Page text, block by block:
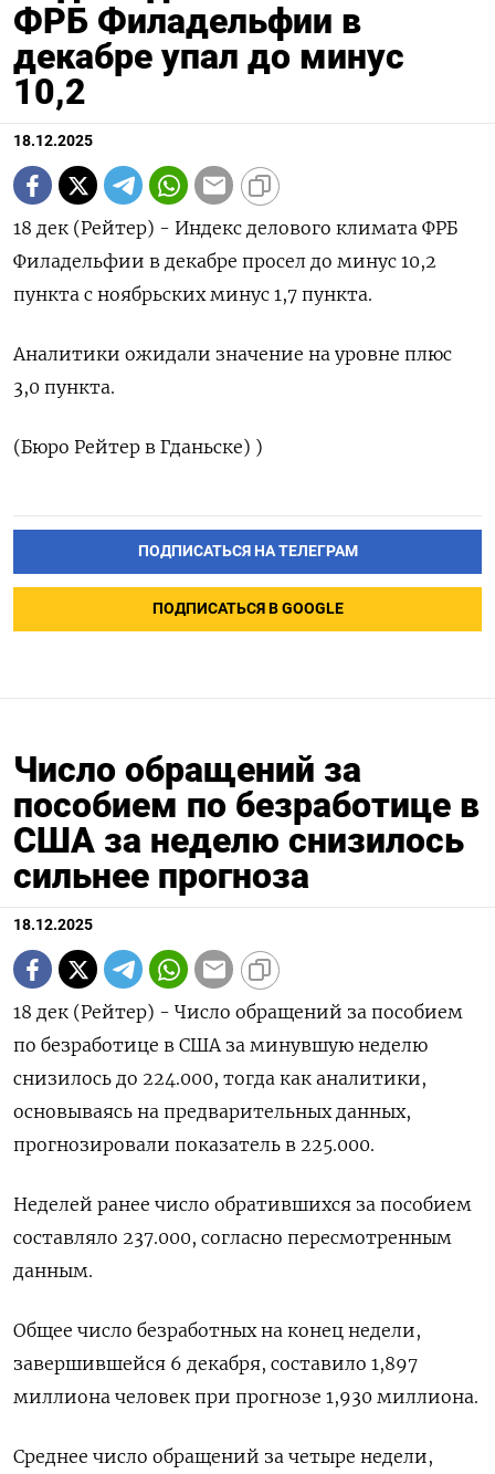
ФРБ Филадельфии в
декабре упал до минус
10,2
18.12.2025
18 дек (Рейтер) - Индекс делового климата ФРБ
Филадельфии в декабре просел до минус 10,2
пункта с ноябрьских минус 1,7 пункта.
Аналитики ожидали значение на уровне плюс
3,0 пункта.
(Бюро Рейтер в Гданьске) )
ПОДПИСАТЬСЯ НА ТЕЛЕГРАМ
ПОДПИСАТЬСЯ В GOOGLE
Число обращений за
пособием по безработице в
США за неделю снизилось
сильнее прогноза
18.12.2025
18 дек (Рейтер) - Число обращений за пособием
по безработице в США за минувшую неделю
снизилось до 224.000, тогда как аналитики,
основываясь на предварительных данных,
прогнозировали показатель в 225.000.
Неделей ранее число обратившихся за пособием
составляло 237.000, согласно пересмотренным
данным.
Общее число безработных на конец недели,
завершившейся 6 декабря, составило 1,897
миллиона человек при прогнозе 1,930 миллиона.
Среднее число обращений за четыре недели,